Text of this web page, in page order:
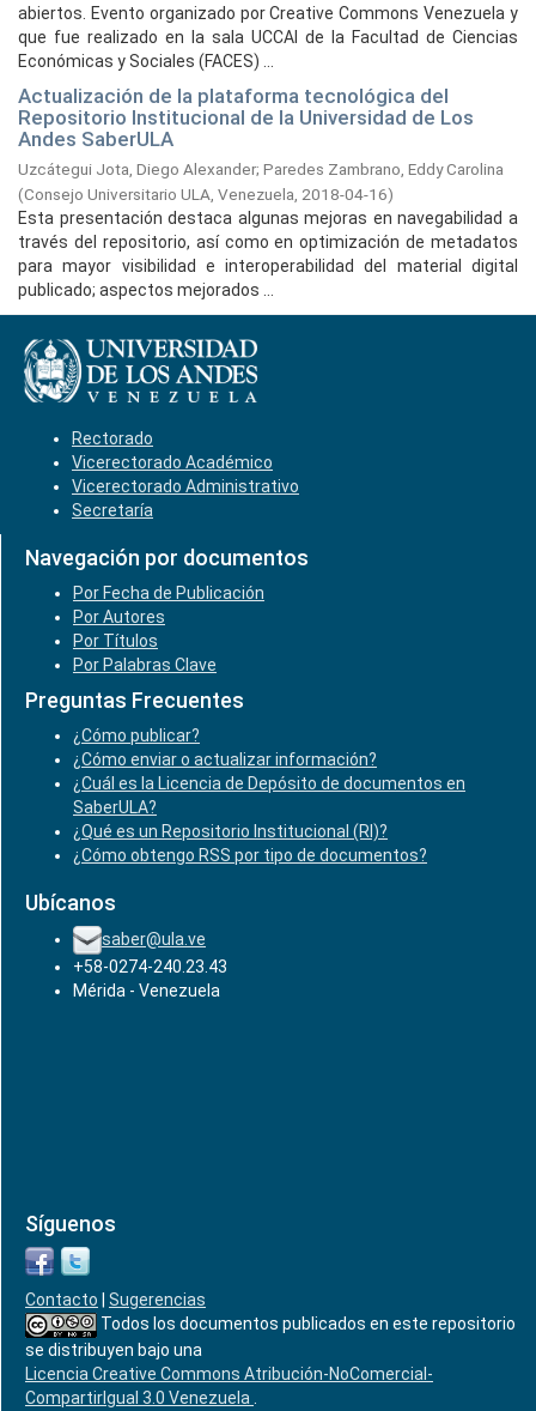
abiertos. Evento organizado por Creative Commons Venezuela y
que fue realizado en la sala UCCAI de la Facultad de Ciencias
Económicas y Sociales (FACES) ...
Actualización de la plataforma tecnológica del
Repositorio Institucional de la Universidad de Los
Andes SaberULA
Uzcátegui Jota, Diego Alexander; Paredes Zambrano, Eddy Carolina
(Consejo Universitario ULA, Venezuela, 2018-04-16)
Esta presentación destaca algunas mejoras en navegabilidad a
través del repositorio, así como en optimización de metadatos
para mayor visibilidad e interoperabilidad del material digital
publicado; aspectos mejorados ...
Rectorado
Vicerectorado Académico
Vicerectorado Administrativo
Secretaría
Navegación por documentos
Por Fecha de Publicación
Por Autores
Por Títulos
Por Palabras Clave
Preguntas Frecuentes
¿Cómo publicar?
¿Cómo enviar o actualizar información?
¿Cuál es la Licencia de Depósito de documentos en
SaberULA?
¿Qué es un Repositorio Institucional (RI)?
¿Cómo obtengo RSS por tipo de documentos?
Ubícanos
saber@ula.ve
+58-0274-240.23.43
Mérida - Venezuela
Síguenos
Contacto
Sugerencias
Todos los documentos publicados en este repositorio
se distribuyen bajo una
Licencia Creative Commons Atribución-NoComercial-
CompartirIgual 3.0 Venezuela